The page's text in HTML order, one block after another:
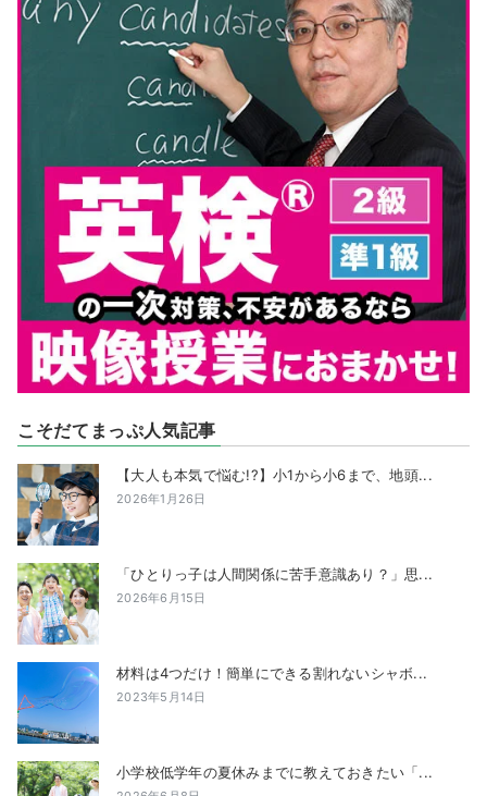
こそだてまっぷ人気記事
【大人も本気で悩む!?】小1から小6まで、地頭...
2026年1月26日
「ひとりっ子は人間関係に苦手意識あり？」思...
2026年6月15日
材料は4つだけ！簡単にできる割れないシャボ...
2023年5月14日
小学校低学年の夏休みまでに教えておきたい「...